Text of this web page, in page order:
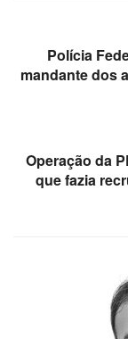
Polícia
mandante dos
Operação da
que fazia